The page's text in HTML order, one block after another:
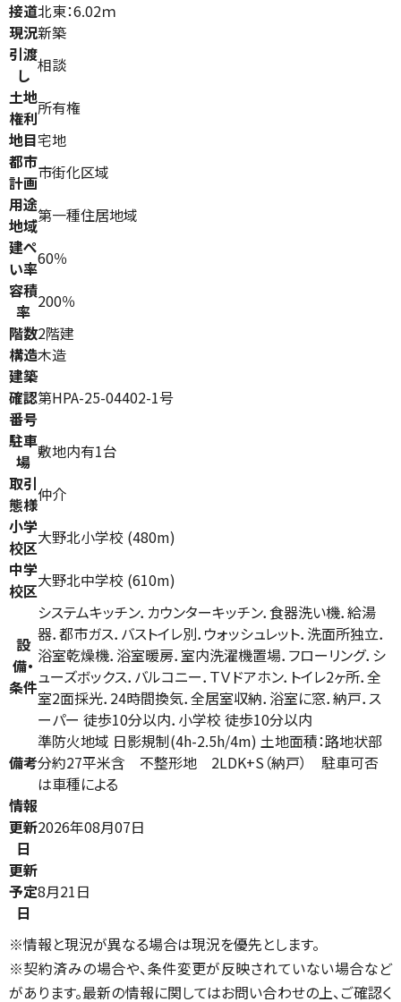
接道北東：6.02ｍ
現況新築
引渡
し 相談
土地
権利所有権
地目宅地
都市
計画市街化区域
用途
地域第一種住居地域
建ぺ
い率60％
容積
率 200％
階数2階建
構造木造
建築
確認
番号
第HPA-25-04402-1号
駐車
場 敷地内有1台
取引
態様仲介
小学
校区大野北小学校 (480m)
中学
校区大野北中学校 (610m)
設
備・
条件
システムキッチン．カウンターキッチン．食器洗い機．給湯
器．都市ガス．バストイレ別．ウォッシュレット．洗面所独立．
浴室乾燥機．浴室暖房．室内洗濯機置場．フローリング．シ
ューズボックス．バルコニー．ＴＶドアホン．トイレ2ヶ所．全
室2面採光．24時間換気．全居室収納．浴室に窓．納戸．ス
ーパー 徒歩10分以内．小学校 徒歩10分以内
備考
準防火地域 日影規制(4h-2.5h/4m) 土地面積：路地状部
分約27平米含 不整形地 2LDK+S（納戸） 駐車可否
は車種による
情報
更新
日
2026年08月07日
更新
予定
日
8月21日
※情報と現況が異なる場合は現況を優先とします。
※契約済みの場合や、条件変更が反映されていない場合など
があります。最新の情報に関してはお問い合わせの上、ご確認く